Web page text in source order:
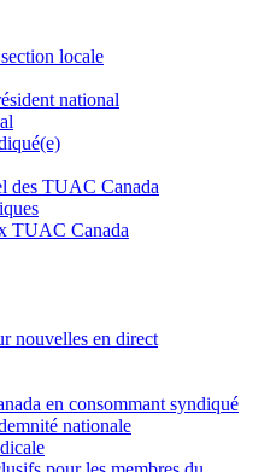
locale
national
des TUAC Canada
TUAC Canada
nouvelles en direct
en consommant syndiqué
nationale